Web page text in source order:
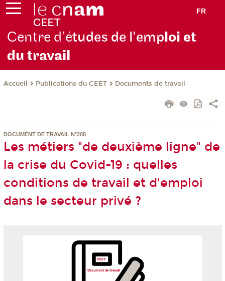
FR
Centre d’études de l’emploi et
du travail
Accueil Publications du CEET Documents de travail
DOCUMENT DE TRAVAIL N°205
Les métiers "de deuxième ligne" de
la crise du Covid-19 : quelles
conditions de travail et d'emploi
dans le secteur privé ?